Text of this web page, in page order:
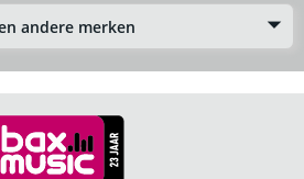
andere merken